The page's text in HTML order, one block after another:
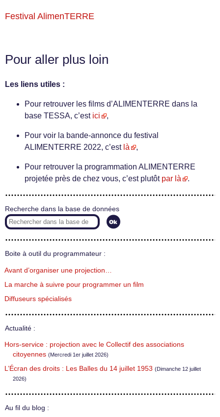
Festival AlimenTERRE
Pour aller plus loin
Les liens utiles :
Pour retrouver les films d’ALIMENTERRE dans la
base TESSA, c’est ici ,
Pour voir la bande-annonce du festival
ALIMENTERRE 2022, c’est là ,
Pour retrouver la programmation ALIMENTERRE
projetée près de chez vous, c’est plutôt par là .
Recherche dans la base de données
Boite à outil du programmateur :
Avant d’organiser une projection…
La marche à suivre pour programmer un film
Diffuseurs spécialisés
Actualité :
Hors-service : projection avec le Collectif des associations
citoyennes (Mercredi 1er juillet 2026)
L’Écran des droits : Les Balles du 14 juillet 1953 (Dimanche 12 juillet
2026)
Au fil du blog :